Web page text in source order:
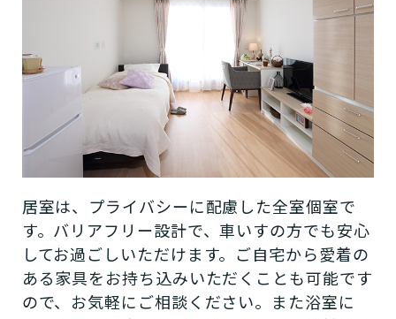
居室は、プライバシーに配慮した全室個室で
す。バリアフリー設計で、車いすの方でも安心
してお過ごしいただけます。ご自宅から愛着の
ある家具をお持ち込みいただくことも可能です
ので、お気軽にご相談ください。また浴室に